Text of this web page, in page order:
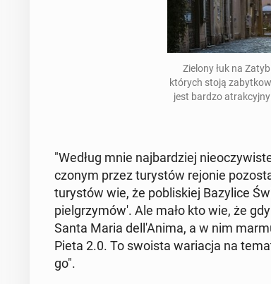
Zielony łuk na
których stoją
jest bardzo
"Według mnie naj­bar­dziej
czo­nym przez tu­ry­stów rejonie
tu­ry­stów wie, że po­bli­skiej Ba­zy­li­ce
piel­grzy­mó­w'. Ale mało kto wie, że
Santa Maria del­l'A­ni­ma, a w nim
Pieta 2.0. To swoista wa­ria­cja na
go".